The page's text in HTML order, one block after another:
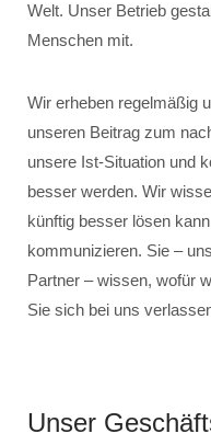
Welt. Unser Betrieb
Menschen mit.
Wir erheben regelmäßig
unseren Beitrag zum
unsere Ist-Situation und
besser werden. Wir
künftig besser lösen
kommunizieren. Sie –
Partner – wissen, wofür
Sie sich bei uns
Unser